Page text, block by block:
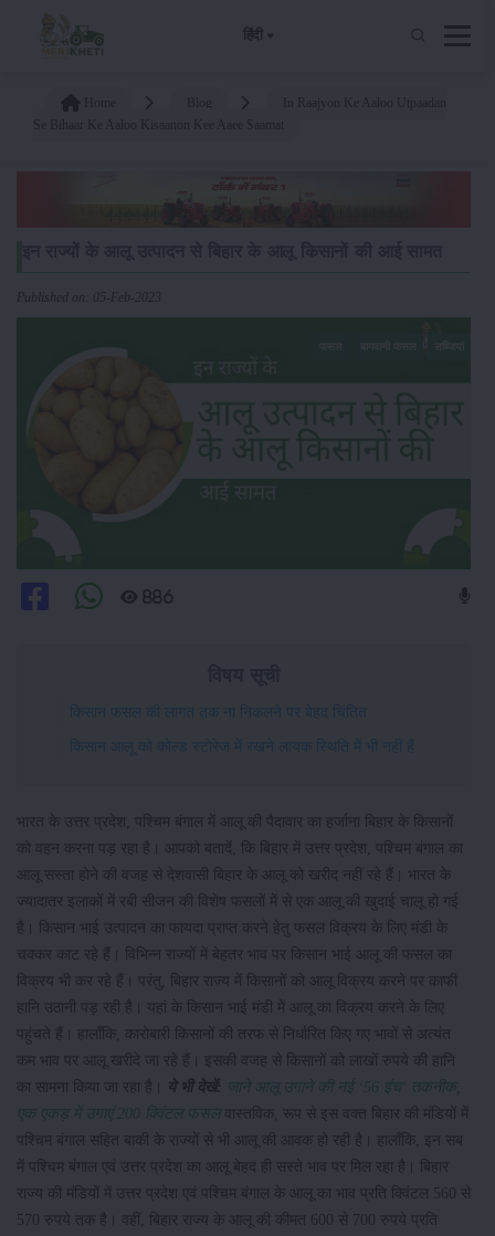
हिंदी
Published on: 05-Feb-2023
886
किसान फसल की लागत तक ना निकलने पर बेहद चिंतित
किसान आलू को कोल्ड स्टोरेज में रखने लायक स्थिति में भी नहीं हैं
भारत के उत्तर प्रदेश, पश्चिम बंगाल में आलू की पैदावार का हर्जाना बिहार के किसानों
को वहन करना पड़ रहा है। आपको बतादें, कि बिहार में उत्तर प्रदेश, पश्चिम बंगाल का
आलू सस्ता होने की वजह से देशवासी बिहार के आलू को खरीद नहीं रहे हैं। भारत के
ज्यादातर इलाकों में रबी सीजन की विशेष फसलों में से एक आलू की खुदाई चालू हो गई
है। किसान भाई उत्पादन का फायदा प्राप्त करने हेतु फसल विक्रय के लिए मंडी के
चक्कर काट रहे हैं। विभिन्न राज्यों में बेहतर भाव पर किसान भाई आलू की फसल का
विक्रय भी कर रहे हैं। परंतु, बिहार राज्य में किसानों को आलू विक्रय करने पर काफी
हानि उठानी पड़ रही है। यहां के किसान भाई मंडी में आलू का विक्रय करने के लिए
पहुंचते हैं। हालाँकि, कारोबारी किसानों की तरफ से निर्धारित किए गए भावों से अत्यंत
कम भाव पर आलू खरीदे जा रहे हैं। इसकी वजह से किसानों को लाखों रुपये की हानि
का सामना किया जा रहा है।
ये भी देखें:
जाने आलू उगाने की नई ‘56 इंच’ तकनीक,
एक एकड़ में उगाएं 200 क्विंटल फसल
वास्तविक, रूप से इस वक्त बिहार की मंडियों में
पश्चिम बंगाल सहित बाकी के राज्यों से भी आलू की आवक हो रही है। हालाँकि, इन सब
में पश्चिम बंगाल एवं उत्तर प्रदेश का आलू बेहद ही सस्ते भाव पर मिल रहा है। बिहार
राज्य की मंडियों में उत्तर प्रदेश एवं पश्चिम बंगाल के आलू का भाव प्रति क्विंटल 560 से
570 रुपये तक है। वहीं, बिहार राज्य के आलू की कीमत 600 से 700 रुपये प्रति